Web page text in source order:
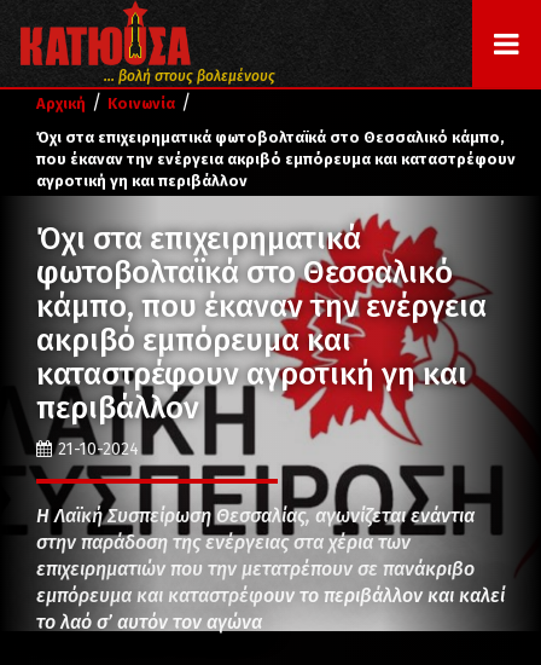
... βολή στους βολεμένους
Αρχική / Κοινωνία /
Όχι στα επιχειρηματικά φωτοβολταϊκά στο Θεσσαλικό κάμπο,
που έκαναν την ενέργεια ακριβό εμπόρευμα και καταστρέφουν
αγροτική γη και περιβάλλον
Όχι στα επιχειρηματικά
φωτοβολταϊκά στο Θεσσαλικό
κάμπο, που έκαναν την ενέργεια
ακριβό εμπόρευμα και
καταστρέφουν αγροτική γη και
περιβάλλον
21-10-2024
Η Λαϊκή Συσπείρωση Θεσσαλίας, αγωνίζεται ενάντια
στην παράδοση της ενέργειας στα χέρια των
επιχειρηματιών που την μετατρέπουν σε πανάκριβο
εμπόρευμα και καταστρέφουν το περιβάλλον και καλεί
το λαό σ’ αυτόν τον αγώνα